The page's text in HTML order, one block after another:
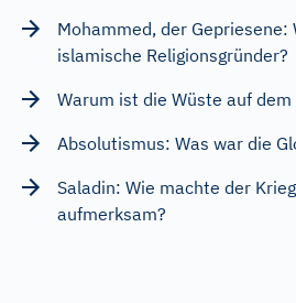
Mohammed, der
islamische Religionsgründer?
Warum ist die Wüste auf dem
Absolutismus: Was war die
Saladin: Wie machte der
aufmerksam?